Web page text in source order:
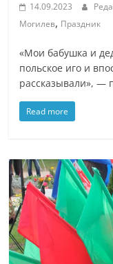
14.09.2023
Могилев, Праздник
«Мои бабушка и
польское иго и
рассказывали», —
Read more